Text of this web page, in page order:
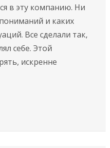
в эту компанию. Ни
и каких
Все сделали так,
себе. Этой
искренне